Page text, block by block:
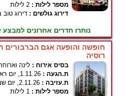
מספר לילות : 2 לילות
דירוג גולשים : דירוג טוב
נותרו חדרים אחרונים למבצע
חופשה והופעה אגם הברבורים
רוסיה
בסיס אירוח : לינה
ת.הגעה : 1.11.26, יום ראשון
ת.עזיבה : 2.11.26, יום שני
מספר לילות : 1 לילות